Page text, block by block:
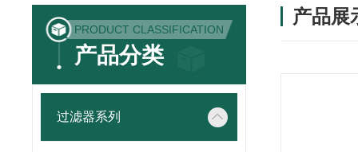
PRODUCT CLASSIFICATION
产品分类
过滤器系列
产品展